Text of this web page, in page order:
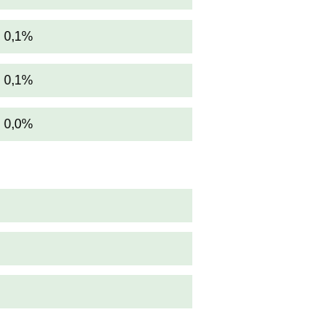
0,1%
0,1%
0,0%